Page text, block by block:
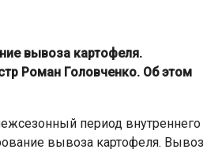
вывоза картофеля.
Роман Головченко. Об этом
период внутреннего
вывоза картофеля. Вывоз